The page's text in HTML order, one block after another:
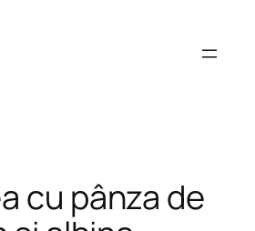
cu pânza de